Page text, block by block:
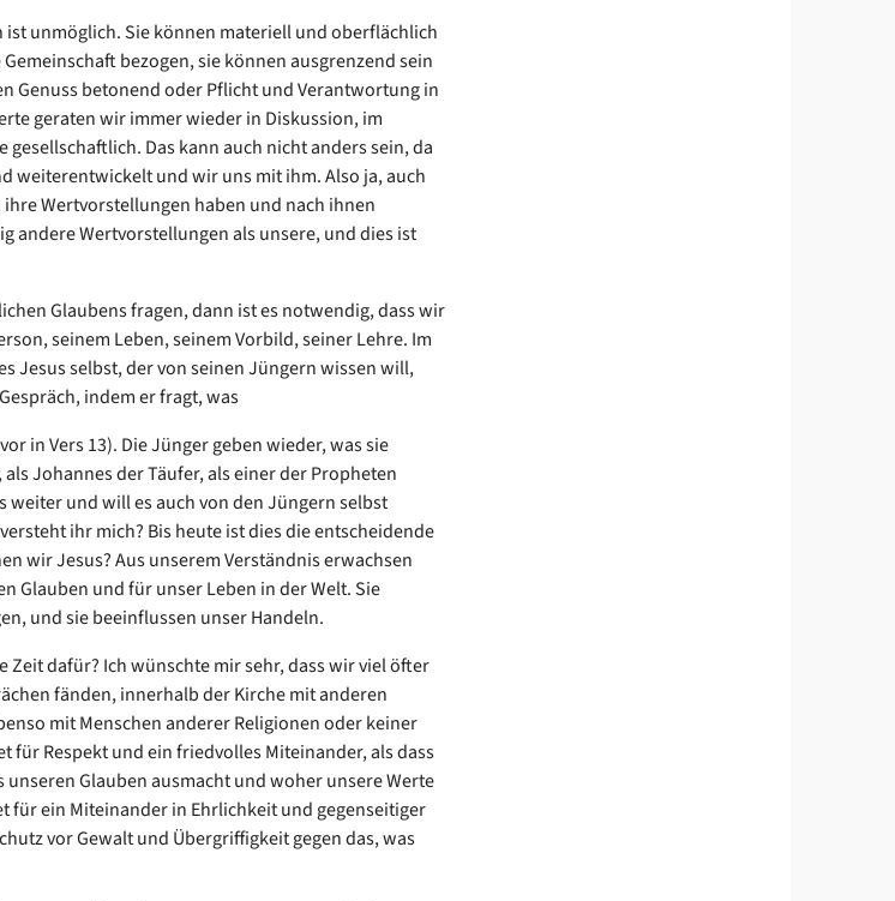
unmöglich. Sie können materiell und oberflächlich
bezogen, sie können ausgrenzend sein
Genuss betonend oder Pflicht und Verantwortung in
geraten wir immer wieder in Diskussion, im
Das kann auch nicht anders sein, da
weiterentwickelt und wir uns mit ihm. Also ja, auch
Wertvorstellungen haben und nach ihnen
andere Wertvorstellungen als unsere, und dies ist
Glaubens fragen, dann ist es notwendig, dass wir
seinem Leben, seinem Vorbild, seiner Lehre. Im
Jesus selbst, der von seinen Jüngern wissen will,
indem er fragt, was
in Vers 13). Die Jünger geben wieder, was sie
Johannes der Täufer, als einer der Propheten
weiter und will es auch von den Jüngern selbst
ihr mich? Bis heute ist dies die entscheidende
wir Jesus? Aus unserem Verständnis erwachsen
Glauben und für unser Leben in der Welt. Sie
und sie beeinflussen unser Handeln.
Zeit dafür? Ich wünschte mir sehr, dass wir viel öfter
fänden, innerhalb der Kirche mit anderen
mit Menschen anderer Religionen oder keiner
für Respekt und ein friedvolles Miteinander, als dass
Glauben ausmacht und woher unsere Werte
für ein Miteinander in Ehrlichkeit und gegenseitiger
vor Gewalt und Übergriffigkeit gegen das, was